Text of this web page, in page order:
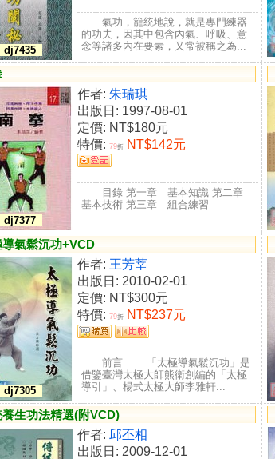
dj7435
氣功，籠統地說，就是專門練器
的功夫，因其中包含內氣、呼吸、意
念等諸多內在要素，又常被稱之為...
dj7377
作者: 朱瑞琪
出版日: 1997-08-01
定價: NT$180元
特價: 79折 NT$142元
目錄 第一章 基本知識 第二章
基本技術 第三章 組合練習
氣鬆沉功+VCD
dj7305
作者: 王芳莘
出版日: 2010-02-01
定價: NT$300元
特價: 79折 NT$237元
前言 「太極導氣鬆沉功」是
借鑒臺灣太極大師熊衛創編的「太極
導引」、楊式太極大師李雅軒...
生功法精選(附VCD)
作者: 邱丕相
出版日: 2009-12-01